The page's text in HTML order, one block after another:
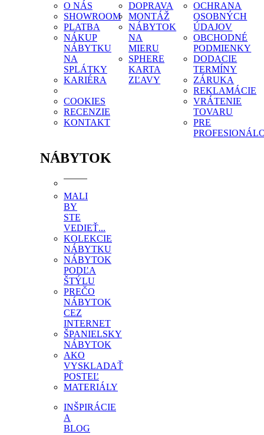
O NÁS
SHOWROOM
PLATBA
NÁKUP
NÁBYTKU
NA
SPLÁTKY
KARIÉRA
COOKIES
RECENZIE
KONTAKT
DOPRAVA
MONTÁŽ
NÁBYTOK
NA
MIERU
SPHERE
KARTA
ZĽAVY
OCHRANA
OSOBNÝCH
ÚDAJOV
OBCHODNÉ
PODMIENKY
DODACIE
TERMÍNY
ZÁRUKA
REKLAMÁCIE
VRÁTENIE
TOVARU
PRE
NÁBYTOK
MALI
BY
STE
VEDIEŤ...
KOLEKCIE
NÁBYTKU
NÁBYTOK
PODĽA
ŠTÝLU
PREČO
NÁBYTOK
CEZ
INTERNET
ŠPANIELSKY
NÁBYTOK
AKO
VYSKLADAŤ
POSTEĽ
MATERIÁLY
INŠPIRÁCIE
A
BLOG